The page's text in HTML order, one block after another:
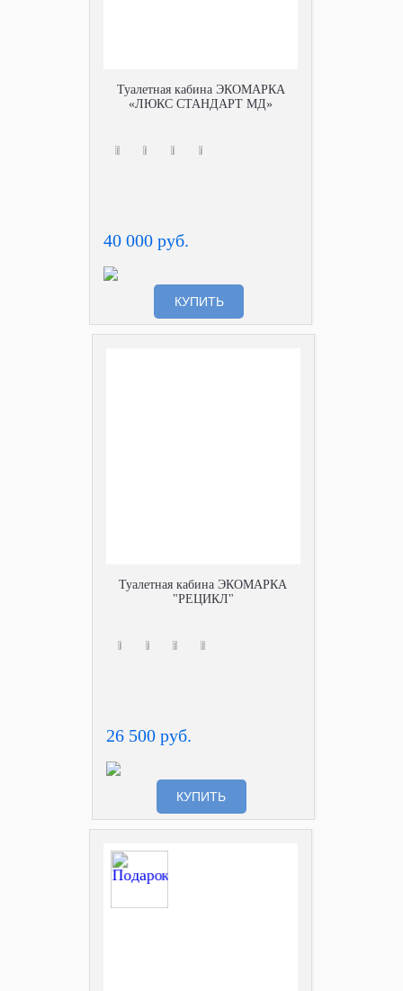
Туалетная кабина ЭКОМАРКА
«ЛЮКС СТАНДАРТ МД»
40 000 руб.
КУПИТЬ
Туалетная кабина ЭКОМАРКА
"РЕЦИКЛ"
26 500 руб.
КУПИТЬ